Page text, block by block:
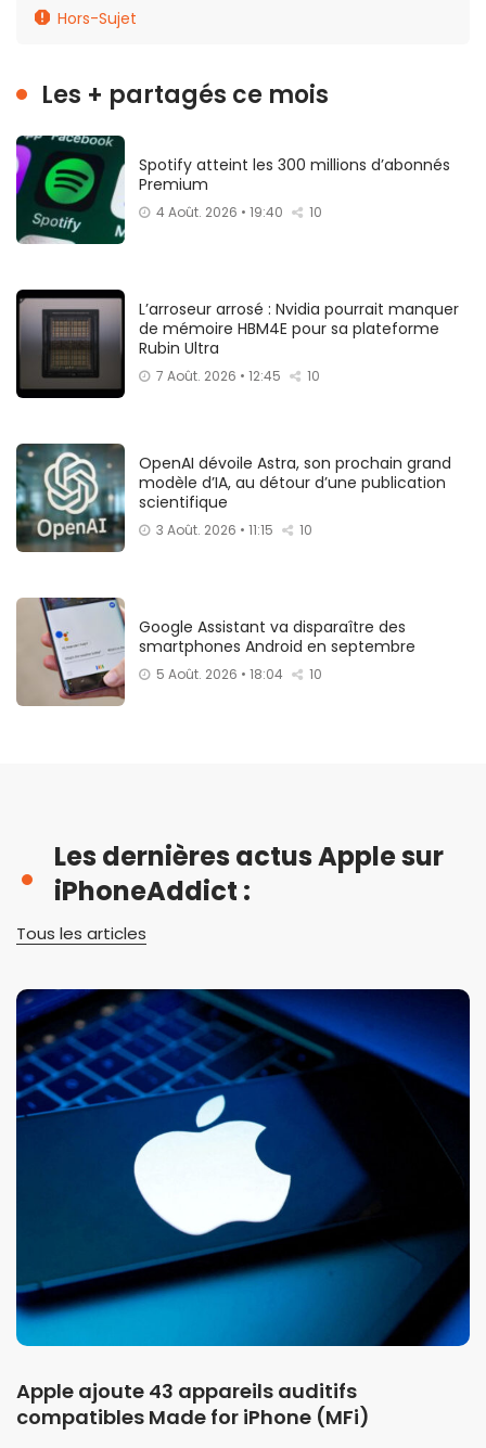
Hors-Sujet
Les + partagés ce mois
Spotify atteint les 300 millions d’abonnés
Premium
4 Août. 2026 • 19:40 10
L’arroseur arrosé : Nvidia pourrait manquer
de mémoire HBM4E pour sa plateforme
Rubin Ultra
7 Août. 2026 • 12:45 10
OpenAI dévoile Astra, son prochain grand
modèle d’IA, au détour d’une publication
scientifique
3 Août. 2026 • 11:15 10
Google Assistant va disparaître des
smartphones Android en septembre
5 Août. 2026 • 18:04 10
Les dernières actus Apple sur
iPhoneAddict :
Tous les articles
Apple ajoute 43 appareils auditifs
compatibles Made for iPhone (MFi)